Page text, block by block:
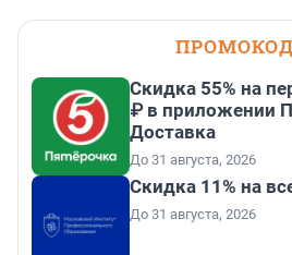
Скидка 55% на
₽ в приложении
Доставка
До 31 августа, 2026
Скидка 11% на
До 31 августа, 2026